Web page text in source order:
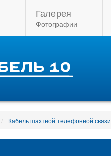
Галерея
Фотографии
Кабель шахтной телефонной связи